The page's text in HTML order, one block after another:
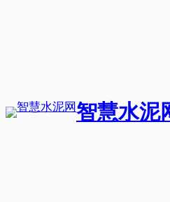
智慧水泥